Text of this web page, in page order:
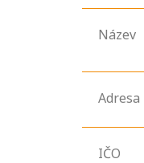
Název
Adresa
IČO